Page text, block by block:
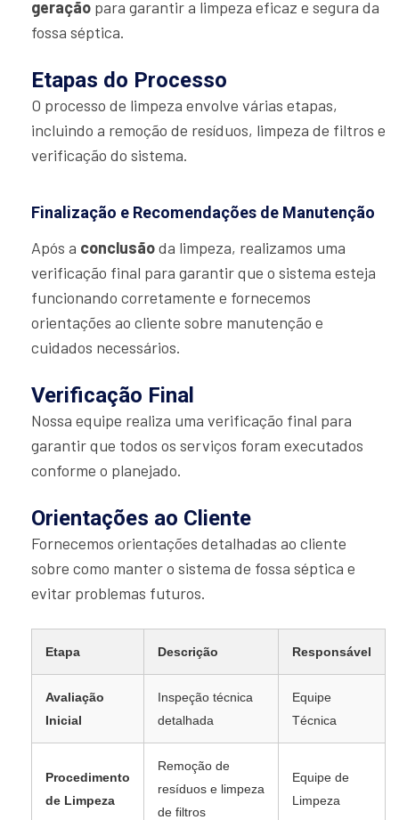
geração para garantir a limpeza eficaz e segura da
fossa séptica.
Etapas do Processo
O processo de limpeza envolve várias etapas,
incluindo a remoção de resíduos, limpeza de filtros e
verificação do sistema.
Finalização e Recomendações de Manutenção
Após a conclusãoda limpeza, realizamos uma
verificação final para garantir que o sistema esteja
funcionando corretamente e fornecemos
orientações ao cliente sobre manutenção e
cuidados necessários.
Verificação Final
Nossa equipe realiza uma verificação final para
garantir que todos os serviços foram executados
conforme o planejado.
Orientações ao Cliente
Fornecemos orientações detalhadas ao cliente
sobre como manter o sistema de fossa séptica e
evitar problemas futuros.
Etapa Descrição Responsável
Avaliação
Inicial
Inspeção técnica
detalhada
Equipe
Técnica
Procedimento
de Limpeza
Remoção de
resíduos e limpeza
de filtros
Equipe de
Limpeza